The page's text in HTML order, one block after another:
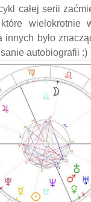
całej serii
wielokrotnie
innych było
autobiografii :)